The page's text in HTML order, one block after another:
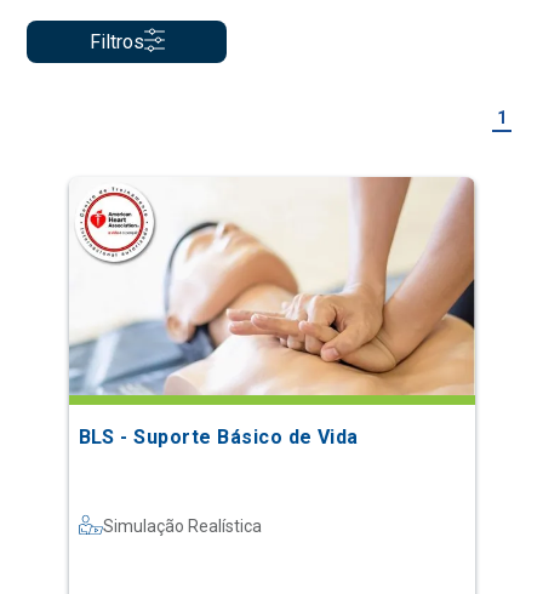
Filtros
1
BLS - Suporte Básico de Vida
Simulação Realística